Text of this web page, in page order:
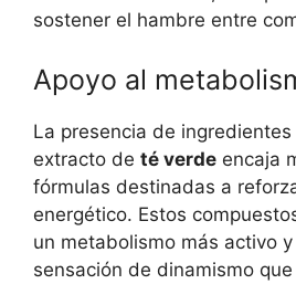
sostener el hambre entre
Apoyo al
La presencia de ingredientes
extracto de té verde encaja
fórmulas destinadas a
energético. Estos
un metabolismo más activo
sensación de dinamismo